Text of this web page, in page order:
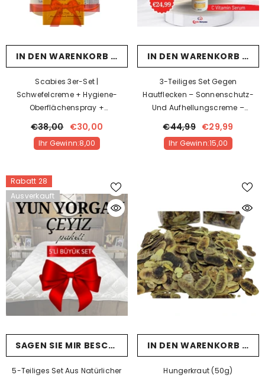
SCHNELL HINZUFÜGEN
Rutenöl-Creme | 105 G | Heilender
Schmerz
€19,99 Anstelle von 11,99
Ihr Gewinn:8,00
IN DEN WARENKORB LEGEN
Scabies 3er-Set |
Schwefelcreme + Hygiene-
Oberflächenspray +
€38,00 €30,00
Ihr Gewinn:8,00
IN DEN WARENKORB
3-Teiliges Set Gegen
Hautflecken – Sonnenschutz-
Und Aufhellungscreme –
€44,99 €29,99
Ihr Gewinn:15,00
Rabatt 28
Ausverkauft
SAGEN SIE MIR BESCHEID, WENN SIE ANKOMMEN
5-Teiliges Set Aus Natürlicher
IN DEN WARENKORB
Hungerkraut (50g)